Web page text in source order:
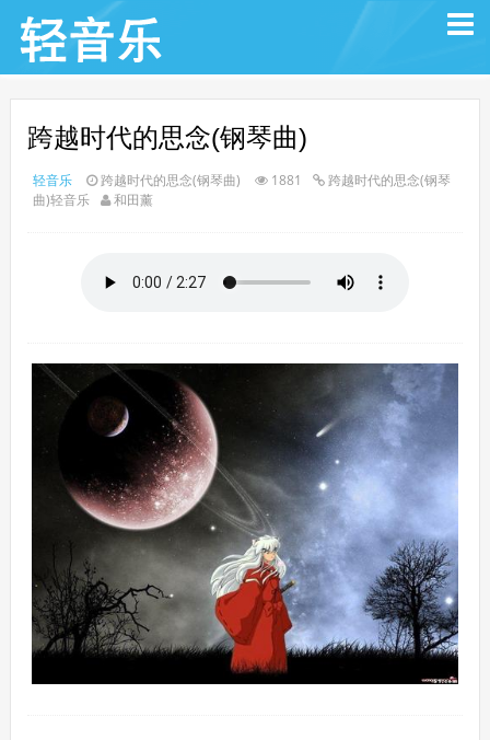
跨越时代的思念(钢琴曲)
轻音乐 跨越时代的思念(钢琴曲) 1881
跨越时代的思念(钢琴
曲)轻音乐
和田薰